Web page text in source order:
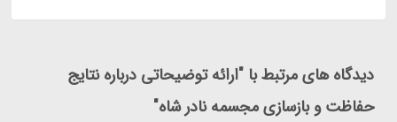
دیدگاه های مرتبط با "ارائه توضیحاتی درباره نتایج
حفاظت و بازسازی مجسمه نادر شاه"